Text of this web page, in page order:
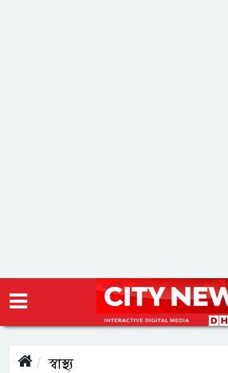
স্বাস্থ্য